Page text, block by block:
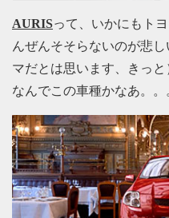
AURISって、いかにもト
んぜんそそらないのが悲
マだとは思います、きっと
なんでこの車種かなあ。。